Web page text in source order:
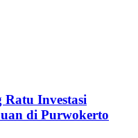
Investasi
di Purwokerto